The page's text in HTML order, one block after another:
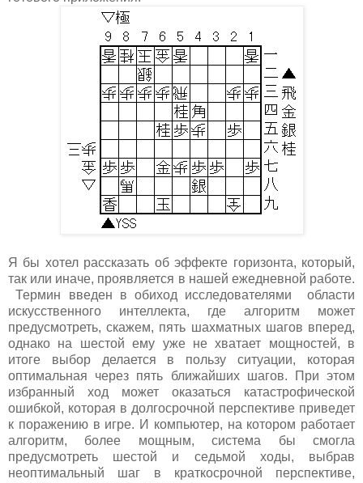
Я бы хотел рассказать об эффекте горизонта, который,
так или иначе, проявляется в нашей ежедневной работе.
Термин введен в обиход исследователями области
искусственного интеллекта, где алгоритм может
предусмотреть, скажем, пять шахматных шагов вперед,
однако на шестой ему уже не хватает мощностей, в
итоге выбор делается в пользу ситуации, которая
оптимальная через пять ближайших шагов. При этом
избранный ход может оказаться катастрофической
ошибкой, которая в долгосрочной перспективе приведет
к поражению в игре. И компьютер, на котором работает
алгоритм, более мощным, система бы смогла
предусмотреть шестой и седьмой ходы, выбрав
неоптимальный шаг в краткосрочной перспективе,